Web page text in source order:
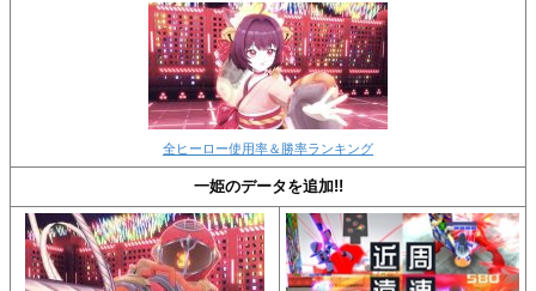
全ヒーロー使用率＆勝率ランキング
一姫のデータを追加!!